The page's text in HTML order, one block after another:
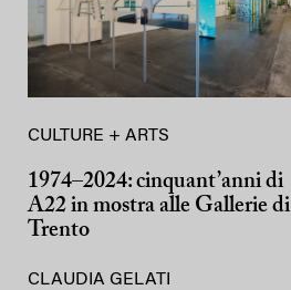
CULTURE + ARTS
1974–2024: cinquant’anni di
A22 in mostra alle Gallerie di
Trento
CLAUDIA GELATI